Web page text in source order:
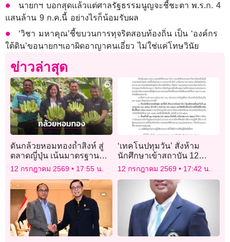
นายกฯ บอกสุดแล้วแต่ศาลรัฐธรรมนูญจะชี้ชะตา พ.ร.ก. 4
แสนล้าน 9 ก.ค.นี้ อย่างไรก็น้อมรับผล
‘วิชา มหาคุณ’ชี้ขบวนการทุจริตสอบท้องถิ่น เป็น ‘องค์กร
ใต้ดิน’ขอนายกฯเอาผิดอาญาคนเอี่ยว ไม่ใช่แค่โทษวินัย
ข่าวล่าสุด
ดันกล้วยหอมทองถ้ำสิงห์ สู่
ตลาดญี่ปุ่น เน้นมาตรฐาน
คุณภาพ
12 กรกฎาคม 2569 17:55 น.
‘เทคโนปทุมวัน’ สั่งห้าม
นักศึกษาเข้าสถาบัน 12
ก.ค.-9 ส.ค. ป้องเหตุทะเลาะ
12 กรกฎาคม 2569 17:42 น.